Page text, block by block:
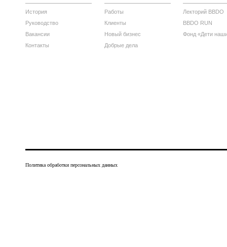
История
Руководство
Вакансии
Контакты
Работы
Клиенты
Новый бизнес
Добрые дела
Лекторий BBDO
BBDO RUN
Фонд «Дети
Политика обработки персональных данных